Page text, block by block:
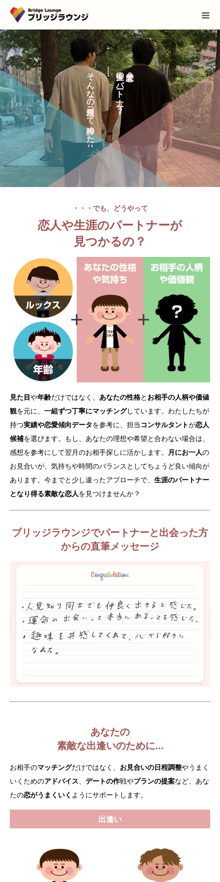
？
の
パ
ト
ナ
？
.
.
.
.
.
そ
ん
な
の
っ
て
め
た
り
・・・でも、どうやって
恋人や生涯のパートナーが
見つかるの？
見た目や年齢だけではなく、 あなたの性格と お相手の人柄や価値
観を元に、 一組ずつ丁寧にマッチングしています。わたしたちが
持つ実績や恋愛傾向データを参考に、担当 コンサルタントが恋人
候補を選びます。
もし、あなたの理想や希望と合わない場合は、
感想を参考にして翌月のお相手探しに活かします。
月にお一人の
お見合いが、気持ちや時間のバランスとしてちょうど良い傾向が
あります。今までと少し違ったアプローチで、 生涯のパートナー
となり得る素敵な恋人を見つけませんか？
ブリッジラウンジでパートナーと出会った方
からの直筆メッセージ
あなたの
素敵な出逢いのために…
お相手のマッチングだけではなく、 お見合いの日程調整やうまく
いくためのアドバイス デートの作戦やプランの提案など、あな
たの恋がうまくいく ようにサポートします。
出逢い